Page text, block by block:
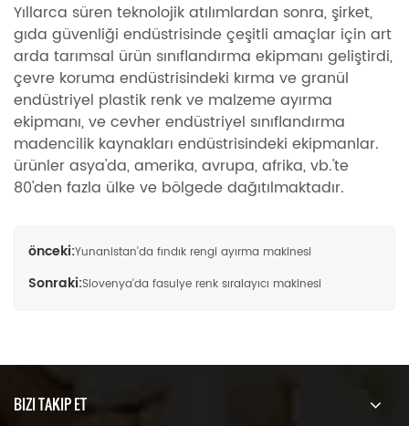
Yıllarca süren teknolojik atılımlardan sonra, şirket,
gıda güvenliği endüstrisinde çeşitli amaçlar için art
arda tarımsal ürün sınıflandırma ekipmanı geliştirdi,
çevre koruma endüstrisindeki kırma ve granül
endüstriyel plastik renk ve malzeme ayırma
ekipmanı, ve cevher endüstriyel sınıflandırma
madencilik kaynakları endüstrisindeki ekipmanlar.
ürünler asya'da, amerika, avrupa, afrika, vb.'te
80'den fazla ülke ve bölgede dağıtılmaktadır.
önceki:Yunanistan'da fındık rengi ayırma makinesi
Sonraki:Slovenya'da fasulye renk sıralayıcı makinesi
BIZI TAKIP ET